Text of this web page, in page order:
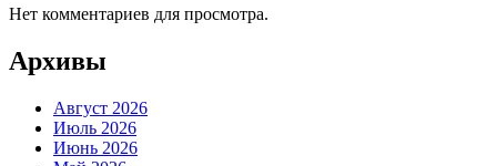
Нет комментариев для просмотра.
Архивы
Август 2026
Июль 2026
Июнь 2026